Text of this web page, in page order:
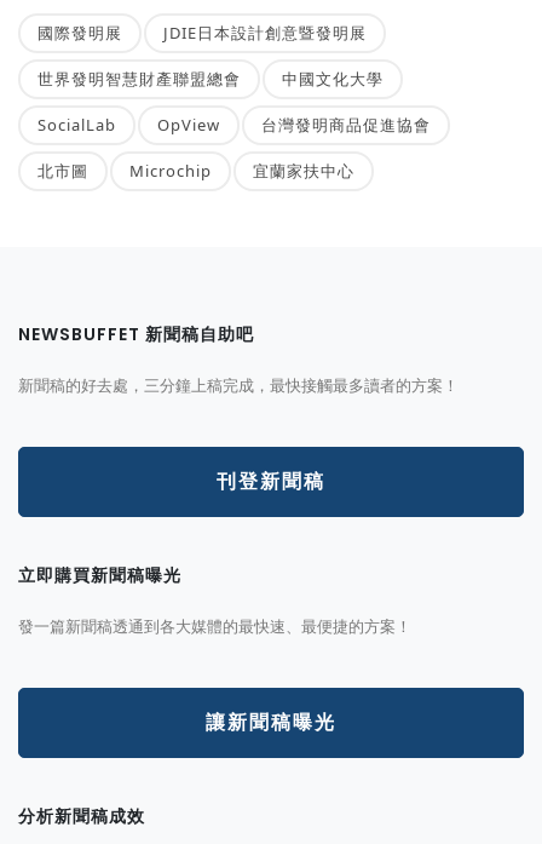
國際發明展 JDIE日本設計創意暨發明展
世界發明智慧財產聯盟總會 中國文化大學
SocialLab OpView 台灣發明商品促進協會
北市圖 Microchip 宜蘭家扶中心
NEWSBUFFET 新聞稿自助吧
新聞稿的好去處，三分鐘上稿完成，最快接觸最多讀者的方案！
刊登新聞稿
立即購買新聞稿曝光
發一篇新聞稿透通到各大媒體的最快速、最便捷的方案！
讓新聞稿曝光
分析新聞稿成效